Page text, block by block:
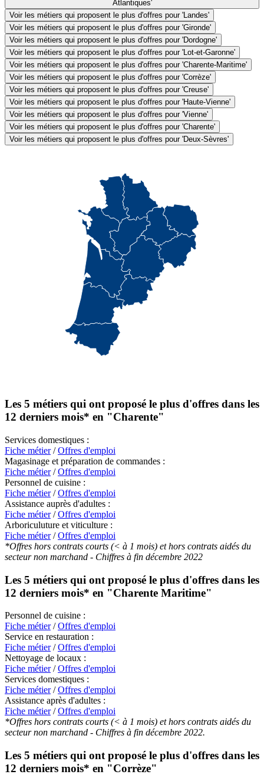
Atlantiques'
Voir les métiers qui proposent le plus d'offres pour 'Landes'
Voir les métiers qui proposent le plus d'offres pour 'Gironde'
Voir les métiers qui proposent le plus d'offres pour 'Dordogne'
Voir les métiers qui proposent le plus d'offres pour 'Lot-et-Garonne'
Voir les métiers qui proposent le plus d'offres pour 'Charente-Maritime'
Voir les métiers qui proposent le plus d'offres pour 'Corrèze'
Voir les métiers qui proposent le plus d'offres pour 'Creuse'
Voir les métiers qui proposent le plus d'offres pour 'Haute-Vienne'
Voir les métiers qui proposent le plus d'offres pour 'Vienne'
Voir les métiers qui proposent le plus d'offres pour 'Charente'
Voir les métiers qui proposent le plus d'offres pour 'Deux-Sèvres'
Les 5 métiers qui ont proposé le plus d'offres dans les
12 derniers mois* en "Charente"
Services domestiques :
Fiche métier/Offres d'emploi
Magasinage et préparation de commandes :
Fiche métier/Offres d'emploi
Personnel de cuisine :
Fiche métier/Offres d'emploi
Assistance auprès d'adultes :
Fiche métier/Offres d'emploi
Arboriculuture et viticulture :
Fiche métier/Offres d'emploi
*Offres hors contrats courts (< à 1 mois) et hors contrats aidés du
secteur non marchand - Chiffres à fin décembre 2022
Les 5 métiers qui ont proposé le plus d'offres dans les
12 derniers mois* en "Charente Maritime"
Personnel de cuisine :
Fiche métier/Offres d'emploi
Service en restauration :
Fiche métier/Offres d'emploi
Nettoyage de locaux :
Fiche métier/Offres d'emploi
Services domestiques :
Fiche métier/Offres d'emploi
Assistance après d'adultes :
Fiche métier/Offres d'emploi
*Offres hors contrats courts (< à 1 mois) et hors contrats aidés du
secteur non marchand - Chiffres à fin décembre 2022.
Les 5 métiers qui ont proposé le plus d'offres dans les
12 derniers mois* en "Corrèze"